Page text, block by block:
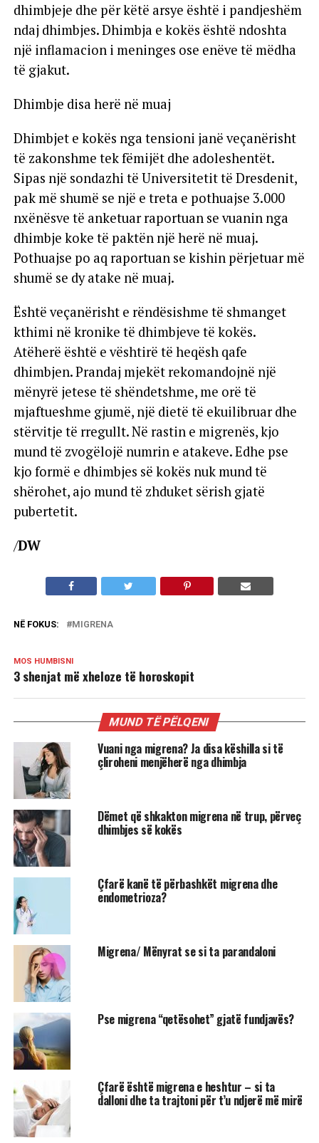
dhimbjeje dhe për këtë arsye është i pandjeshëm
ndaj dhimbjes. Dhimbja e kokës është ndoshta
një inflamacion i meninges ose enëve të mëdha
të gjakut.
Dhimbje disa herë në muaj
Dhimbjet e kokës nga tensioni janë veçanërisht
të zakonshme tek fëmijët dhe adoleshentët.
Sipas një sondazhi të Universitetit të Dresdenit,
pak më shumë se një e treta e pothuajse 3.000
nxënësve të anketuar raportuan se vuanin nga
dhimbje koke të paktën një herë në muaj.
Pothuajse po aq raportuan se kishin përjetuar më
shumë se dy atake në muaj.
Është veçanërisht e rëndësishme të shmanget
kthimi në kronike të dhimbjeve të kokës.
Atëherë është e vështirë të heqësh qafe
dhimbjen. Prandaj mjekët rekomandojnë një
mënyrë jetese të shëndetshme, me orë të
mjaftueshme gjumë, një dietë të ekuilibruar dhe
stërvitje të rregullt. Në rastin e migrenës, kjo
mund të zvogëlojë numrin e atakeve. Edhe pse
kjo formë e dhimbjes së kokës nuk mund të
shërohet, ajo mund të zhduket sërish gjatë
pubertetit.
/DW
NË FOKUS: MIGRENA
MOS HUMBISNI
3 shenjat më xheloze të horoskopit
MUND TË PËLQENI
Vuani nga migrena? Ja disa këshilla si të
çliroheni menjëherë nga dhimbja
Dëmet që shkakton migrena në trup, përveç
dhimbjes së kokës
Çfarë kanë të përbashkët migrena dhe
endometrioza?
Migrena/ Mënyrat se si ta parandaloni
Pse migrena “qetësohet” gjatë fundjavës?
Çfarë është migrena e heshtur – si ta
dalloni dhe ta trajtoni për t’u ndjerë më mirë